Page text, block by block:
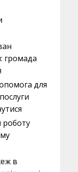
громада
для
роботу
в